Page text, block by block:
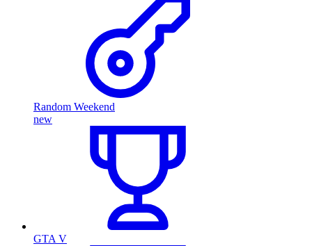
Random Weekend
new
GTA V